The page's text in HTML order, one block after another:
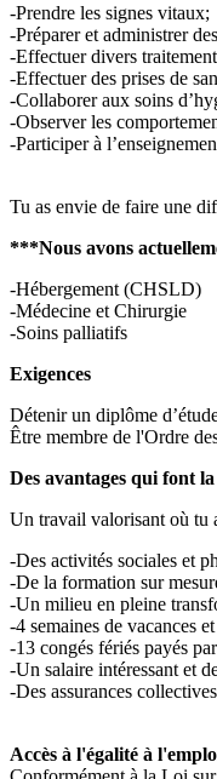
-Prendre les signes vitaux;
-Préparer et administrer
-Effectuer divers
-Effectuer des prises de
-Collaborer aux soins
-Observer les
-Participer à
Tu as envie de faire une
***Nous avons
-Hébergement (CHSLD)
-Médecine et Chirurgie
-Soins palliatifs
Exigences
Détenir un diplôme
Être membre de l'Ordre
Des avantages qui font
Un travail valorisant où tu
-Des activités sociales et
-De la formation sur
-Un milieu en pleine
-4 semaines de vacances
-13 congés fériés payés
-Un salaire intéressant et
-Des assurances
Accès à l'égalité à